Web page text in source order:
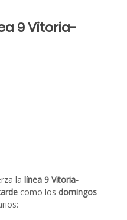
9 Vitoria-
la línea 9 Vitoria-
como los domingos